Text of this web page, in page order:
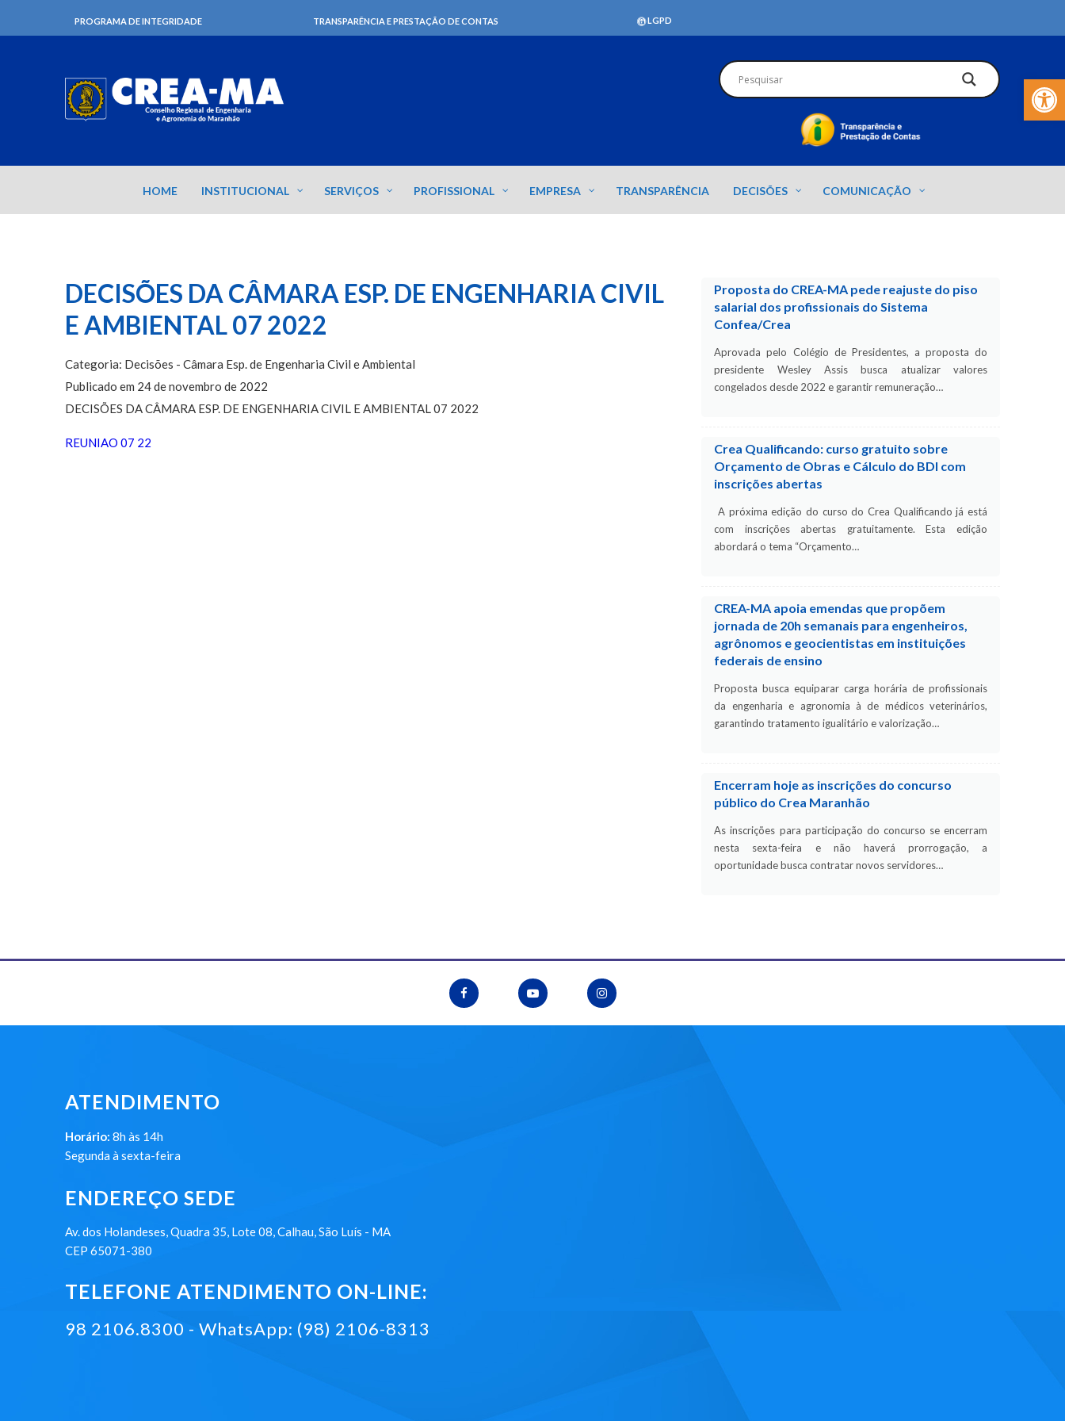
Barra de
PROGRAMA DE INTEGRIDADE TRANSPARÊNCIA E PRESTAÇÃO DE CONTAS LGPD
HOME INSTITUCIONAL SERVIÇOS PROFISSIONAL EMPRESA TRANSPARÊNCIA DECISÕES COMUNICAÇÃO
DECISÕES DA CÂMARA ESP. DE ENGENHARIA CIVIL
E AMBIENTAL 07 2022
Categoria: Decisões - Câmara Esp. de Engenharia Civil e Ambiental
Publicado em 24 de novembro de 2022
DECISÕES DA CÂMARA ESP. DE ENGENHARIA CIVIL E AMBIENTAL 07 2022
REUNIAO 07 22
Proposta do CREA-MA pede reajuste do piso
salarial dos profissionais do Sistema
Confea/Crea
Aprovada pelo Colégio de Presidentes, a proposta do
presidente Wesley Assis busca atualizar valores
congelados desde 2022 e garantir remuneração…
Crea Qualificando: curso gratuito sobre
Orçamento de Obras e Cálculo do BDI com
inscrições abertas
A próxima edição do curso do Crea Qualificando já está
com inscrições abertas gratuitamente. Esta edição
abordará o tema “Orçamento…
CREA-MA apoia emendas que propõem
jornada de 20h semanais para engenheiros,
agrônomos e geocientistas em instituições
federais de ensino
Proposta busca equiparar carga horária de profissionais
da engenharia e agronomia à de médicos veterinários,
garantindo tratamento igualitário e valorização…
Encerram hoje as inscrições do concurso
público do Crea Maranhão
As inscrições para participação do concurso se encerram
nesta sexta-feira e não haverá prorrogação, a
oportunidade busca contratar novos servidores…
ATENDIMENTO
Horário: 8h às 14h
Segunda à sexta-feira
ENDEREÇO SEDE
Av. dos Holandeses, Quadra 35, Lote 08, Calhau, São Luís - MA
CEP 65071-380
TELEFONE ATENDIMENTO ON-LINE:
98 2106.8300 - WhatsApp: (98) 2106-8313